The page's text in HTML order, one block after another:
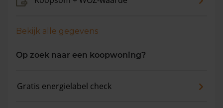
Bekijk alle gegevens
Op zoek naar een koopwoning?
Gratis energielabel check